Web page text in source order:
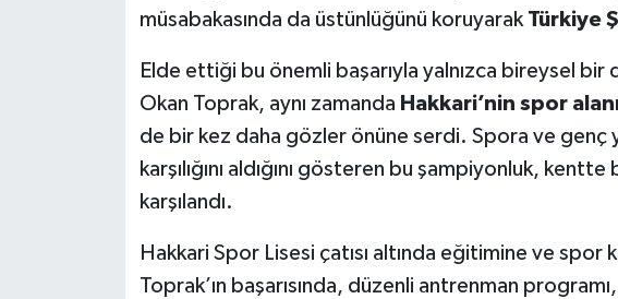
müsabakasında da üstünlüğünü koruyarak Türkiye
Elde ettiği bu önemli başarıyla yalnızca bireysel bir
Okan Toprak, aynı zamanda Hakkari’nin spor
de bir kez daha gözler önüne serdi. Spora ve genç
karşılığını aldığını gösteren bu şampiyonluk,
karşılandı.
Hakkari Spor Lisesi çatısı altında eğitimine ve
Toprak’ın başarısında, düzenli antrenman